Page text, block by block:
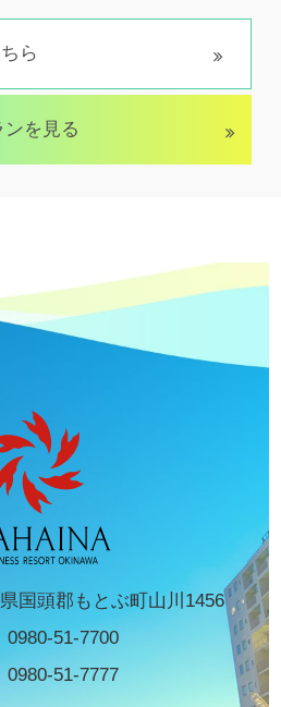
ら
を見る
国頭郡もとぶ町山川1456
0980-51-7700
0980-51-7777